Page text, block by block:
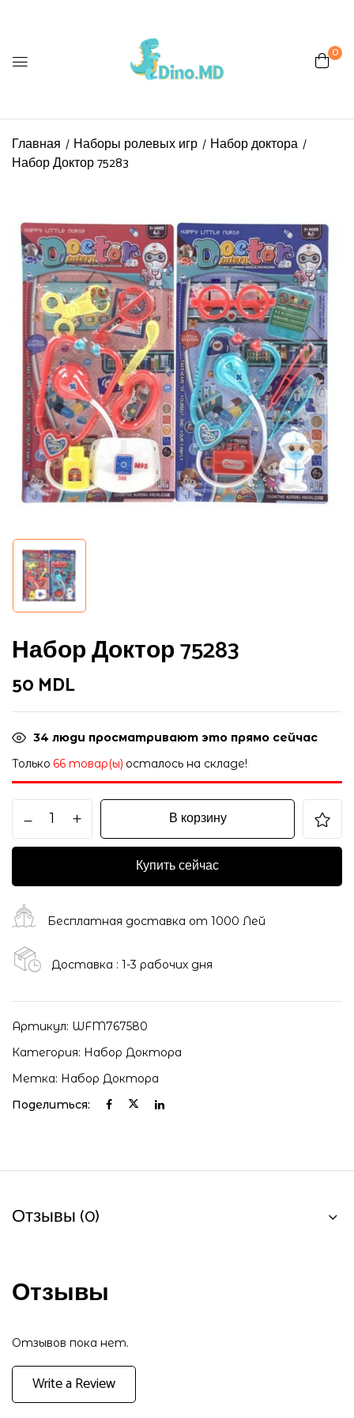
0
Главная Наборы ролевых игр
Набор доктора
Набор Доктор 75283
Набор Доктор 75283
50 MDL
34 люди просматривают это прямо сейчас
Только 66 товар(ы) осталось на складе!
В корзину
Купить сейчас
Бесплатная доставка от 1000 Лей
Доставка : 1-3 рабочих дня
Артикул: WFM767580
Категория: Набор Доктора
Метка: Набор Доктора
Поделиться:
Отзывы (0)
Отзывы
Отзывов пока нет.
Write a Review
Be the first to review “Набор
Ваш адрес email не будет
опубликован.